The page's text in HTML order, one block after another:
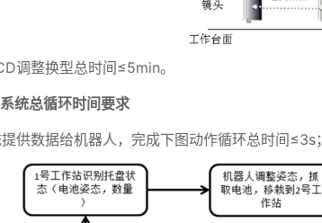
调整换型总时间≤5min。
统总循环时间要求
供数据给机器人，完成下图动作循环总时间≤3s；